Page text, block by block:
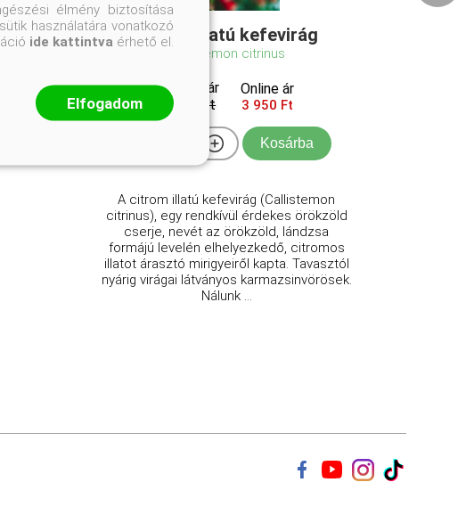
Citrom illatú kefevirág
Callistemon citrinus
Eredeti ár
4 150 Ft
Online ár
3 950 Ft
Kosárba
A citrom illatú kefevirág (Callistemon
citrinus), egy rendkívül érdekes örökzöld
cserje, nevét az örökzöld, lándzsa
formájú levelén elhelyezkedő, citromos
illatot árasztó mirigyeiről kapta. Tavasztól
nyárig virágai látványos karmazsinvörösek.
Nálunk ...
élmény biztosítása
használatára vonatkozó
ide kattintva érhető el.
Elfogadom